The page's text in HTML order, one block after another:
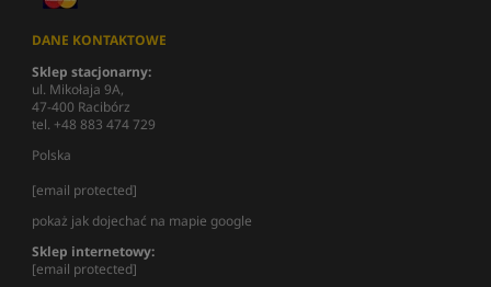
DANE KONTAKTOWE
Sklep stacjonarny:
ul. Mikołaja 9A,
47-400 Racibórz
tel. +48 883 474 729
Polska
[email protected]
pokaż jak dojechać na mapie google
Sklep internetowy:
[email protected]